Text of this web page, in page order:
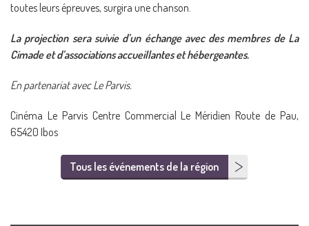
toutes leurs épreuves, surgira une chanson.
La projection sera suivie d’un échange avec des membres de La
Cimade et d’associations accueillantes et hébergeantes.
En partenariat avec Le Parvis.
Cinéma Le Parvis Centre Commercial Le Méridien Route de Pau,
65420 Ibos
Tous les événements de la région